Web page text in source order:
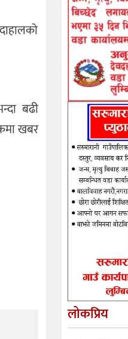
बढी
खबर
लोकप्रिय